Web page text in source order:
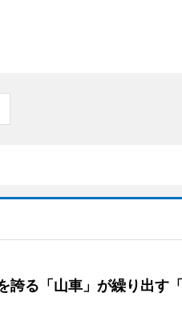
誇る「山車」が繰り出す